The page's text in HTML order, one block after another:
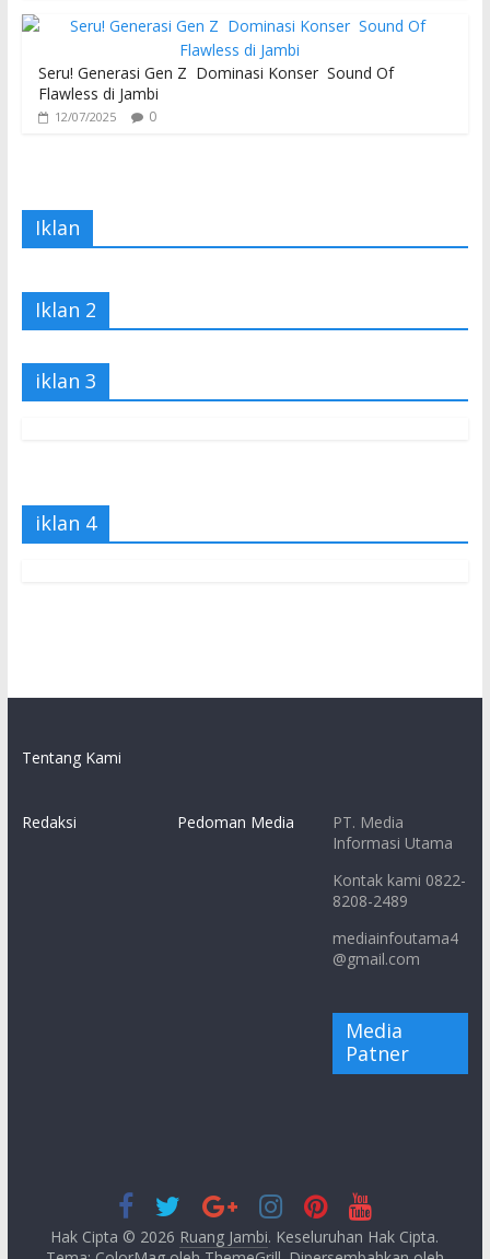
Seru! Generasi Gen Z Dominasi Konser Sound Of
Flawless di Jambi
12/07/2025 0
Iklan
Iklan 2
iklan 3
iklan 4
Tentang Kami
Redaksi Pedoman Media
PT. Media
Informasi Utama
Kontak kami 0822-
8208-2489
mediainfoutama4
@gmail.com
Media
Patner
Hak Cipta © 2026 Ruang Jambi. Keseluruhan Hak Cipta.